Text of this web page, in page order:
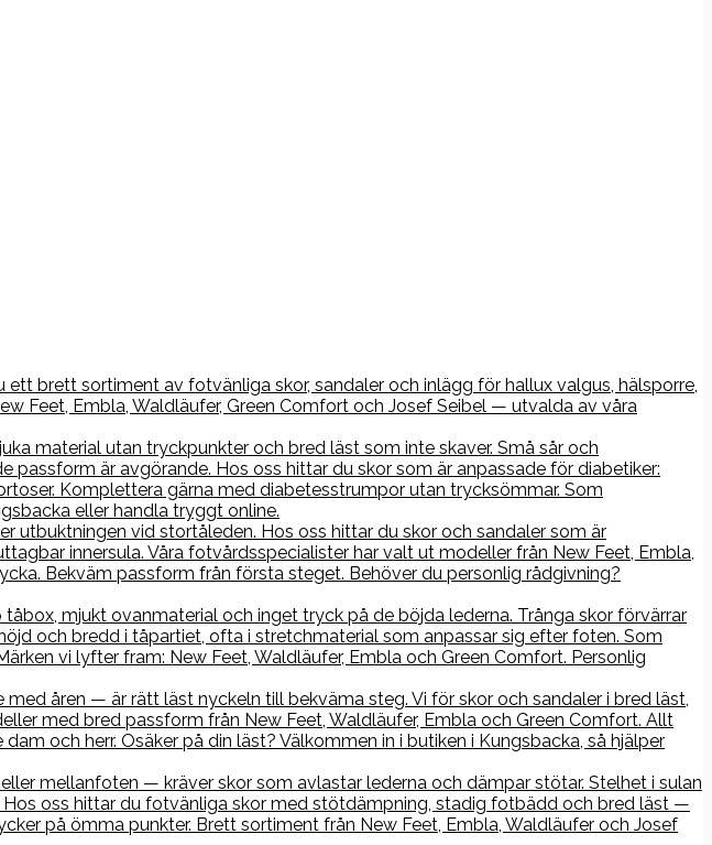
brett sortiment av fotvänliga skor, sandaler och inlägg för hallux valgus, hälsporre,
Feet, Embla, Waldläufer, Green Comfort och Josef Seibel — utvalda av våra
material utan tryckpunkter och bred läst som inte skaver. Små sår och
är avgörande. Hos oss hittar du skor som är anpassade för diabetiker:
Komplettera gärna med diabetesstrumpor utan trycksömmar. Som
eller handla tryggt online.
utbuktningen vid stortåleden. Hos oss hittar du skor och sandaler som är
innersula. Våra fotvårdsspecialister har valt ut modeller från New Feet, Embla,
Bekväm passform från första steget. Behöver du personlig rådgivning?
mjukt ovanmaterial och inget tryck på de böjda lederna. Trånga skor förvärrar
och bredd i tåpartiet, ofta i stretchmaterial som anpassar sig efter foten. Som
vi lyfter fram: New Feet, Waldläufer, Embla och Green Comfort. Personlig
åren — är rätt läst nyckeln till bekväma steg. Vi för skor och sandaler i bred läst,
med bred passform från New Feet, Waldläufer, Embla och Green Comfort. Allt
och herr. Osäker på din läst? Välkommen in i butiken i Kungsbacka, så hjälper
mellanfoten — kräver skor som avlastar lederna och dämpar stötar. Stelhet i sulan
oss hittar du fotvänliga skor med stötdämpning, stadig fotbädd och bred läst —
på ömma punkter. Brett sortiment från New Feet, Embla, Waldläufer och Josef